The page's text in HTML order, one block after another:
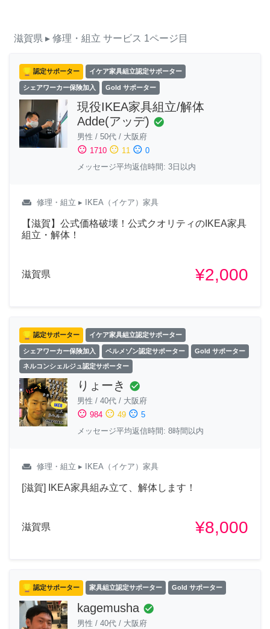
滋賀県 ▸ 修理・組立 サービス 1ページ目
認定サポーター イケア家具組立認定サポーター
シェアワーカー保険加入 Gold サポーター
現役IKEA家具組立/解体
Adde(アッデ) check_circle
男性 / 50代 / 大阪府
sentiment_satisfied 1710 sentiment_neutral 11 sentiment_dissatisfied 0
メッセージ平均返信時間: 3日以内
weekend 修理・組立 ▸ IKEA（イケア）家具
【滋賀】公式価格破壊！公式クオリティのIKEA家具
組立・解体！
滋賀県 ¥2,000
認定サポーター イケア家具組立認定サポーター
シェアワーカー保険加入 ベルメゾン認定サポーター Gold サポーター
ネルコンシェルジュ認定サポーター
りょーき check_circle
男性 / 40代 / 大阪府
sentiment_satisfied 984 sentiment_neutral 49 sentiment_dissatisfied 5
メッセージ平均返信時間: 8時間以内
weekend 修理・組立 ▸ IKEA（イケア）家具
[滋賀] IKEA家具組み立て、解体します！
滋賀県 ¥8,000
認定サポーター 家具組立認定サポーター Gold サポーター
kagemusha check_circle
男性 / 40代 / 大阪府